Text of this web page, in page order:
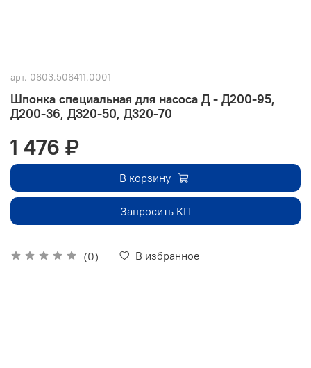
арт. 0603.506411.0001
Шпонка специальная для насоса Д - Д200-95,
Д200-36, Д320-50, Д320-70
(0) В избранное
1 476 ₽
В корзину
Запросить КП